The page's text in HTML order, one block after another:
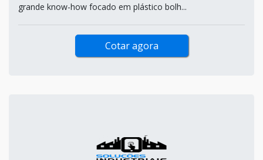
grande know-how focado em plástico bolh...
Cotar agora